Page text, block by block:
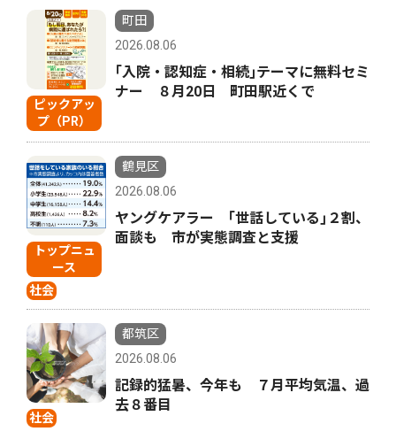
ピックアッ
プ（PR）
町田
2026.08.06
｢入院・認知症・相続｣テーマに無料セミ
ナー ８月20日 町田駅近くで
トップニュ
ース
社会
鶴見区
2026.08.06
ヤングケアラー ｢世話している｣２割、
面談も 市が実態調査と支援
社会
都筑区
2026.08.06
記録的猛暑、今年も ７月平均気温、過
去８番目